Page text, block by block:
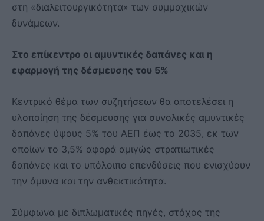
στη «διαλειτουργικότητα» των συμμαχικών
δυνάμεων.
Στο επίκεντρο οι αμυντικές δαπάνες και η
εφαρμογή της δέσμευσης του 5%
Κεντρικό θέμα των συζητήσεων θα αποτελέσει η
υλοποίηση της δέσμευσης για συνολικές αμυντικές
δαπάνες ύψους 5% του ΑΕΠ έως το 2035, εκ των
οποίων το 3,5% αφορά αμιγώς στρατιωτικές
δαπάνες και το υπόλοιπο επενδύσεις που ενισχύουν
την άμυνα και την ανθεκτικότητα.
Σύμφωνα με διπλωματικές πηγές, στόχος της